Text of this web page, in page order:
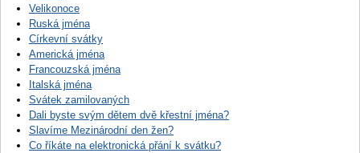
Velikonoce
Ruská jména
Církevní svátky
Americká jména
Francouzská jména
Italská jména
Svátek zamilovaných
Dali byste svým dětem dvě křestní jména?
Slavíme Mezinárodní den žen?
Co říkáte na elektronická přání k svátku?